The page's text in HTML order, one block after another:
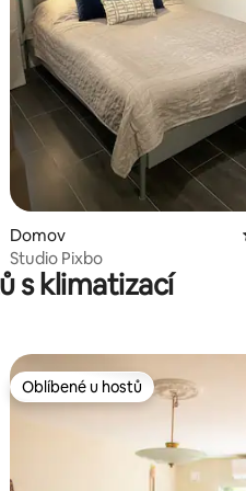
hodnocení 5 z 5, 42 hodnocení
Domov
Studio Pixbo
s klimatizací
Oblíbené u hostů
Oblíbené u hostů